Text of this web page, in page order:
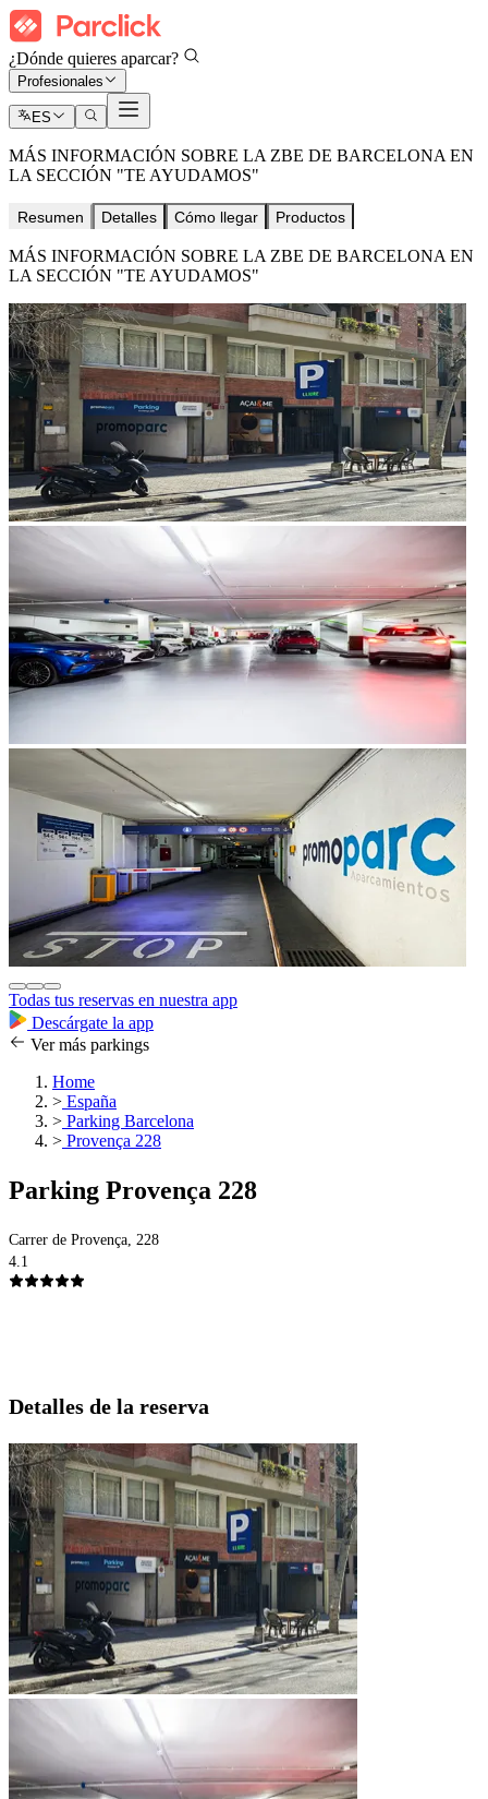
¿Dónde quieres aparcar?
Profesionales
ES
MÁS INFORMACIÓN SOBRE LA ZBE DE BARCELONA EN
LA SECCIÓN "TE AYUDAMOS"
Resumen Detalles Cómo llegar Productos
MÁS INFORMACIÓN SOBRE LA ZBE DE BARCELONA EN
LA SECCIÓN "TE AYUDAMOS"
Todas tus reservas en nuestra app
Descárgate la app
Ver más parkings
Home
> España
> Parking Barcelona
> Provença 228
Parking Provença 228
Carrer de Provença, 228
4.1
Detalles de la reserva